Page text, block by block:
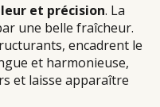
et précision. La
une belle fraîcheur.
encadrent le
et harmonieuse,
et laisse apparaître